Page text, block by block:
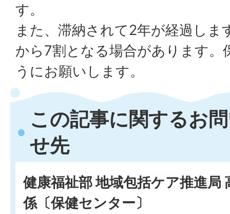
す。
また、滞納されて2年が経過しま
から7割となる場合があります。
うにお願いします。
この記事に関するお
せ先
健康福祉部 地域包括ケア推進局
係〔保健センター〕